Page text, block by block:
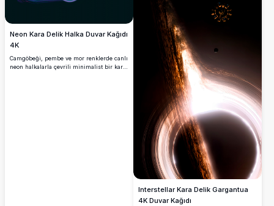
Neon Kara Delik Halka Duvar Kağıdı
4K
Camgöbeği, pembe ve mor renklerde canlı
neon halkalarla çevrili minimalist bir kara
Interstellar Kara Delik Gargantua
4K Duvar Kağıdı